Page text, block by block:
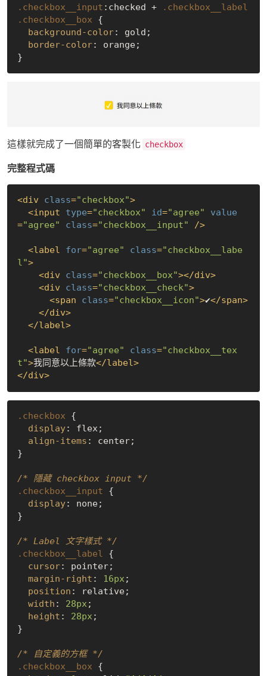
.checkbox__input :checked +
.checkbox__label
.checkbox__box {
background-color: gold;
border-color: orange;
這樣就完成了一個簡單的客製化 checkbox
完整程式碼
<div class="checkbox">
<input type="checkbox" id="agree"
value
="agree" class="checkbox__input" />
<label for="agree" class="checkbox__labe
l">
<div class="checkbox__box"></div>
<div class="checkbox__check">
<span class="checkbox__icon">✔</span>
</div>
</label>
<label for="agree" class="checkbox__tex
t">我同意以上條款</label>
</div>
.checkbox {
display: flex;
align-items : center;
}
/* 隱藏 checkbox input */
.checkbox__input {
display: none;
}
/* Label 文字樣式 */
.checkbox__label {
cursor: pointer;
margin-right : 16px ;
position : relative;
width : 28px ;
height : 28px ;
}
/* 自定義的方框 */
.checkbox__box {